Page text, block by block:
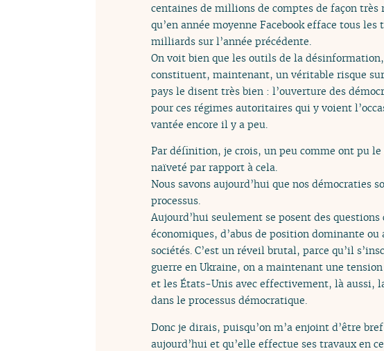
centaines de millions de comptes de façon très
qu’en année moyenne Facebook efface tous
milliards sur l’année précédente.
On voit bien que les outils de la
constituent, maintenant, un véritable risque
pays le disent très bien : l’ouverture des
pour ces régimes autoritaires qui y voient
vantée encore il y a peu.
Par définition, je crois, un peu comme ont pu
naïveté par rapport à cela.
Nous savons aujourd’hui que nos démocraties
processus.
Aujourd’hui seulement se posent des
économiques, d’abus de position dominante
sociétés. C’est un réveil brutal, parce qu’il
guerre en Ukraine, on a maintenant une
et les États-Unis avec effectivement, là aussi,
dans le processus démocratique.
Donc je dirais, puisqu’on m’a enjoint d’être
aujourd’hui et qu’elle effectue ses travaux en